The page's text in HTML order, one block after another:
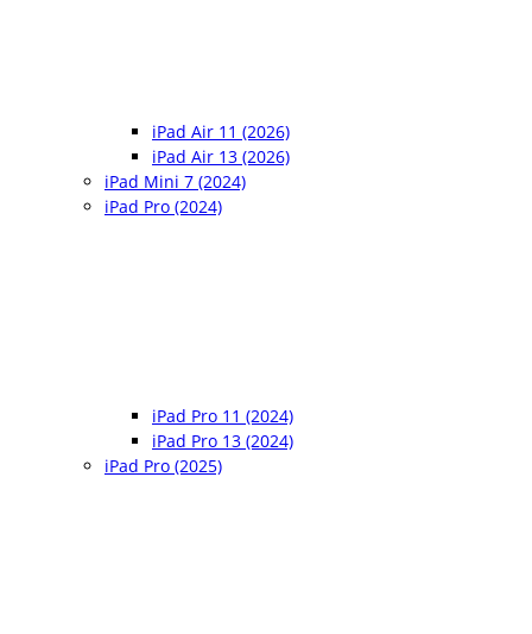
iPad Air 11 (2026)
iPad Air 13 (2026)
iPad Mini 7 (2024)
iPad Pro (2024)
iPad Pro 11 (2024)
iPad Pro 13 (2024)
iPad Pro (2025)